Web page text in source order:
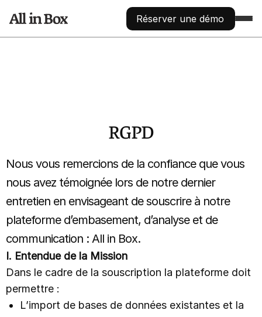
Réserver une démo
Centralisation des données
Traitement et segmentation automatisés via API
Apprenez à connaître vos prospects
Analyse démographique
Découvrez qui sont vos prospects
Analyse géographique
Découvrez d’où viennent vos prospects
Création de groupes / segments
Par ville, pays, tags, activité,...
Gestion de la réputation en ligne
Répondre aux avis avec l’IA
Analyse de performance réseaux sociaux
Engagez vos contacts
RGPD
Nous vous remercions de la confiance que vous
nous avez témoignée lors de notre dernier
entretien en envisageant de souscrire à notre
plateforme d’embasement, d’analyse et de
communication : All in Box.
I. Entendue de la Mission
Dans le cadre de la souscription la plateforme doit
permettre :
L’import de bases de données existantes et la